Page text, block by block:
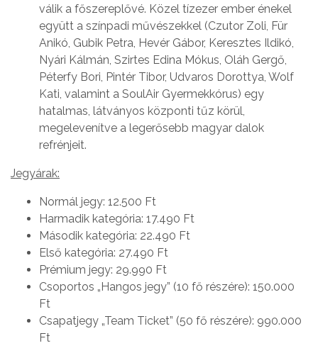
válik a főszereplővé. Közel tízezer ember énekel
együtt a színpadi művészekkel (Czutor Zoli, Für
Anikó, Gubik Petra, Hevér Gábor, Keresztes Ildikó,
Nyári Kálmán, Szirtes Edina Mókus, Oláh Gergő,
Péterfy Bori, Pintér Tibor, Udvaros Dorottya, Wolf
Kati, valamint a SoulAir Gyermekkórus) egy
hatalmas, látványos központi tűz körül,
megelevenítve a legerősebb magyar dalok
refrénjeit.
Jegyárak:
Normál jegy: 12.500 Ft
Harmadik kategória: 17.490 Ft
Második kategória: 22.490 Ft
Első kategória: 27.490 Ft
Prémium jegy: 29.990 Ft
Csoportos „Hangos jegy” (10 fő részére): 150.000
Ft
Csapatjegy „Team Ticket” (50 fő részére): 990.000
Ft